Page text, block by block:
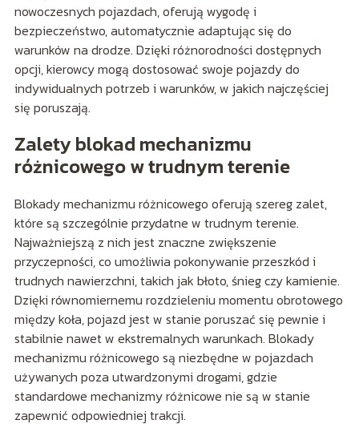
nowoczesnych pojazdach, oferują wygodę i
bezpieczeństwo, automatycznie adaptując się do
warunków na drodze. Dzięki różnorodności dostępnych
opcji, kierowcy mogą dostosować swoje pojazdy do
indywidualnych potrzeb i warunków, w jakich najczęściej
się poruszają.
Zalety blokad mechanizmu
różnicowego w trudnym terenie
Blokady mechanizmu różnicowego oferują szereg zalet,
które są szczególnie przydatne w trudnym terenie.
Najważniejszą z nich jest znaczne zwiększenie
przyczepności, co umożliwia pokonywanie przeszkód i
trudnych nawierzchni, takich jak błoto, śnieg czy kamienie.
Dzięki równomiernemu rozdzieleniu momentu obrotowego
między koła, pojazd jest w stanie poruszać się pewnie i
stabilnie nawet w ekstremalnych warunkach. Blokady
mechanizmu różnicowego są niezbędne w pojazdach
używanych poza utwardzonymi drogami, gdzie
standardowe mechanizmy różnicowe nie są w stanie
zapewnić odpowiedniej trakcji.